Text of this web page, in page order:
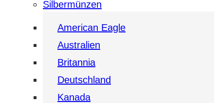
Silbermünzen
American Eagle
Australien
Britannia
Deutschland
Kanada